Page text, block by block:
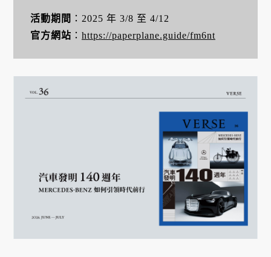
活動期間 ：2025 年 3/8 至 4/12
官方網站 ： https://paperplane.guide/fm6nt